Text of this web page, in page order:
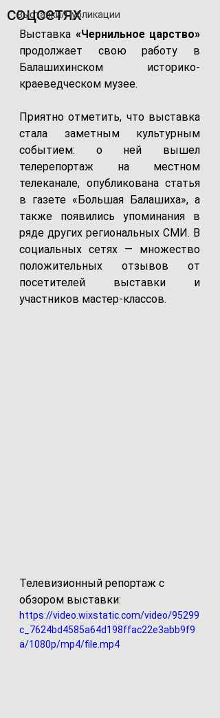
Выставки/Публикации
соцсетях
Выставка
продолжает свою работу в
Балашихинском историко-
краеведческом музее.
Приятно отметить, что выставка
стала заметным культурным
событием: о ней вышел
телерепортаж на местном
телеканале, опубликована статья
в газете «Большая Балашиха», а
также появились упоминания в
ряде других региональных СМИ. В
социальных сетях — множество
положительных отзывов от
посетителей выставки и
участников мастер-классов.
Телевизионный репортаж с
обзором выставки:
https://video.wixstatic.com/video/95299
c_7624bd4585a64d198ffac22e3abb9f9
a/1080p/mp4/file.mp4